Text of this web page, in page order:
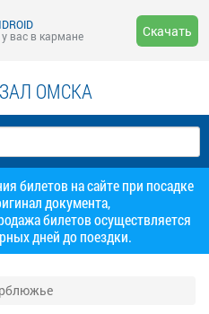
вас в кармане
Скачать
ОМСКА
билетов на сайте при посадке
документа,
билетов осуществляется
дней до поездки.